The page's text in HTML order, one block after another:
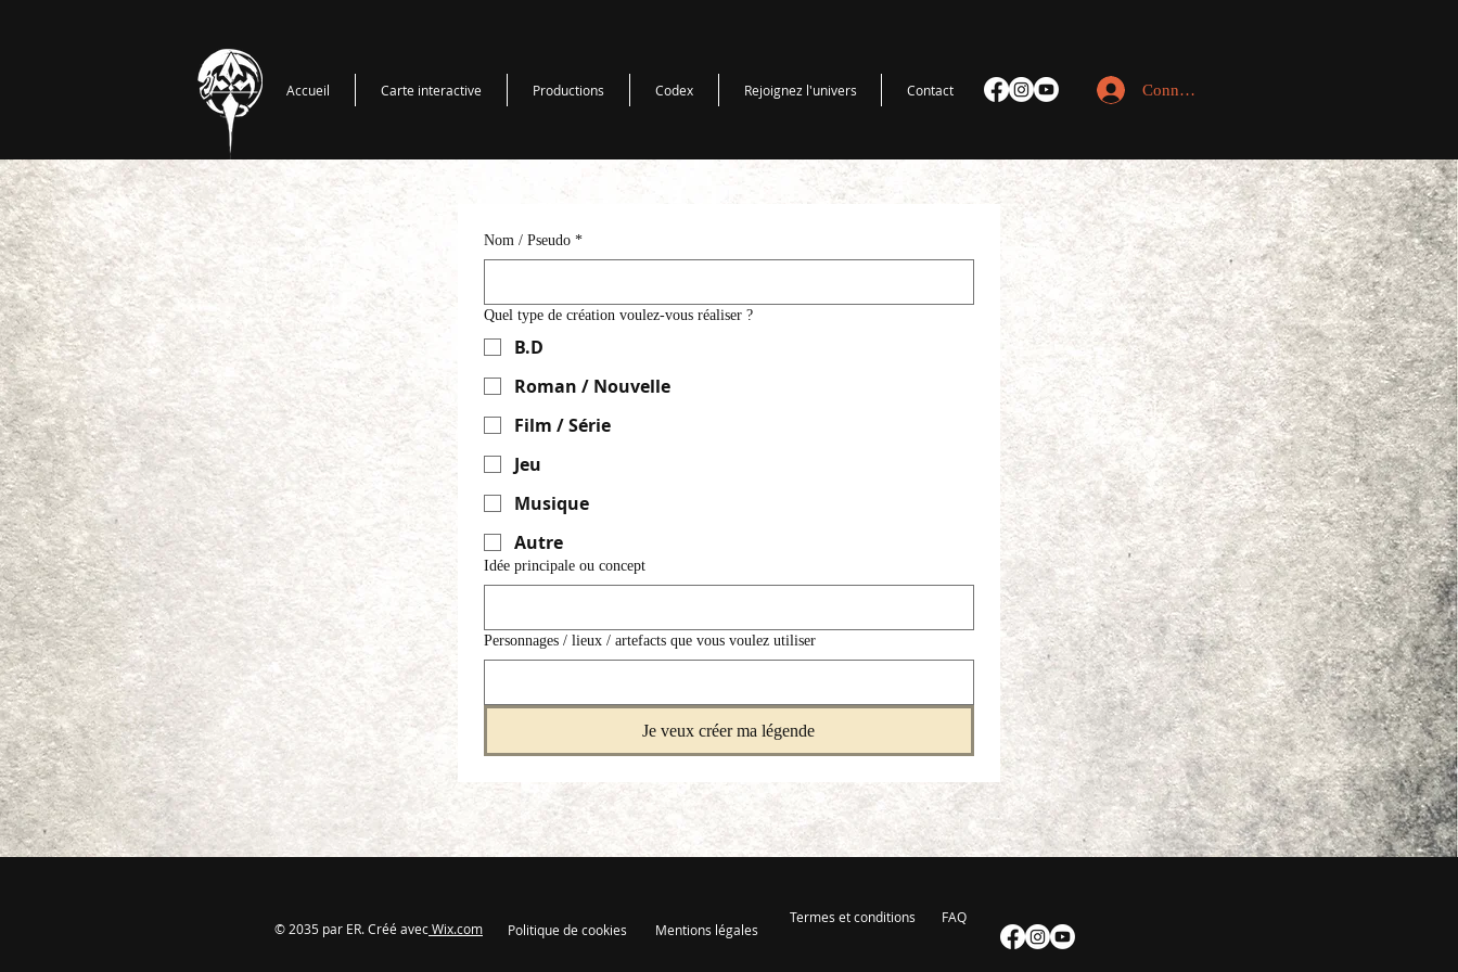
Accueil Carte interactive Productions Codex Rejoignez l'univers Contact Connexion
Nom / Pseudo *
Quel type de création voulez-vous réaliser ?
B.D
Roman / Nouvelle
Film / Série
Jeu
Musique
Autre
Idée principale ou concept
Personnages / lieux / artefacts que vous voulez utiliser
Je veux créer ma légende
© 2035 par ER. Créé avecWix.com Politique de cookies Mentions légales
Termes et conditions FAQ